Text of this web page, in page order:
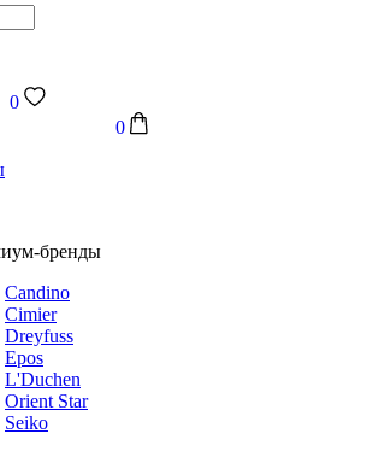
0
0
бренды
Candino
Cimier
Dreyfuss
Epos
L'Duchen
Orient Star
Seiko